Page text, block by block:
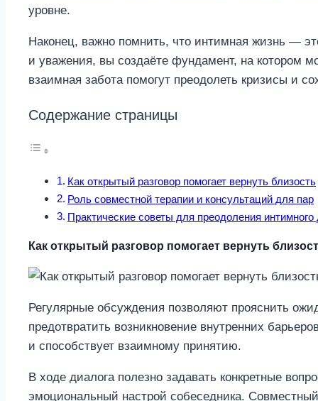
уровне.
Наконец, важно помнить, что интимная жизнь —
и уважения, вы создаёте фундамент, на котором
взаимная забота помогут преодолеть кризисы и
Содержание страницы
Как открытый разговор помогает вернуть близость
Роль совместной терапии и консультаций для пар
Практические советы для преодоления интимного
Как открытый разговор помогает вернуть
Регулярные обсуждения позволяют прояснить
предотвратить возникновение внутренних
и способствует взаимному принятию.
В ходе диалога полезно задавать конкретные
эмоциональный настрой собеседника.